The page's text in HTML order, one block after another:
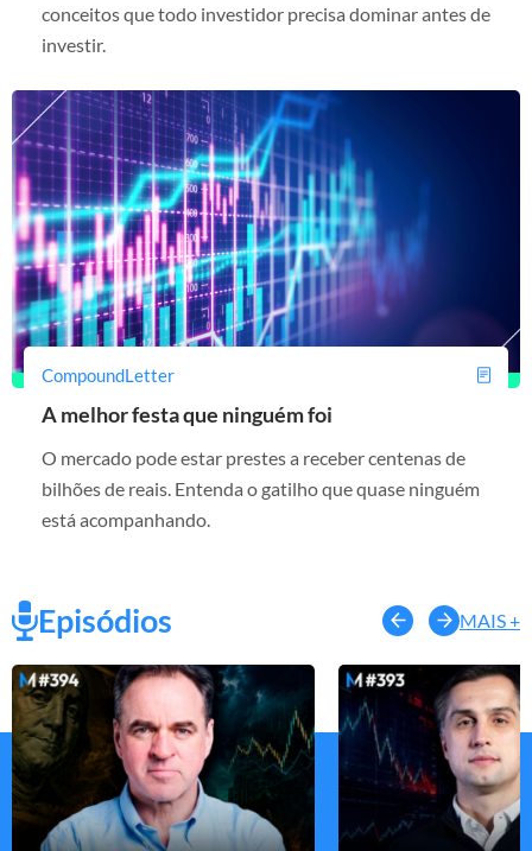
conceitos que todo investidor precisa dominar antes de
investir.
CompoundLetter
A melhor festa que ninguém foi
O mercado pode estar prestes a receber centenas de
bilhões de reais. Entenda o gatilho que quase ninguém
está acompanhando.
Episódios MAIS +